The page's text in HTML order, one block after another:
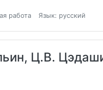
работа Язык: русский
Ц.В.